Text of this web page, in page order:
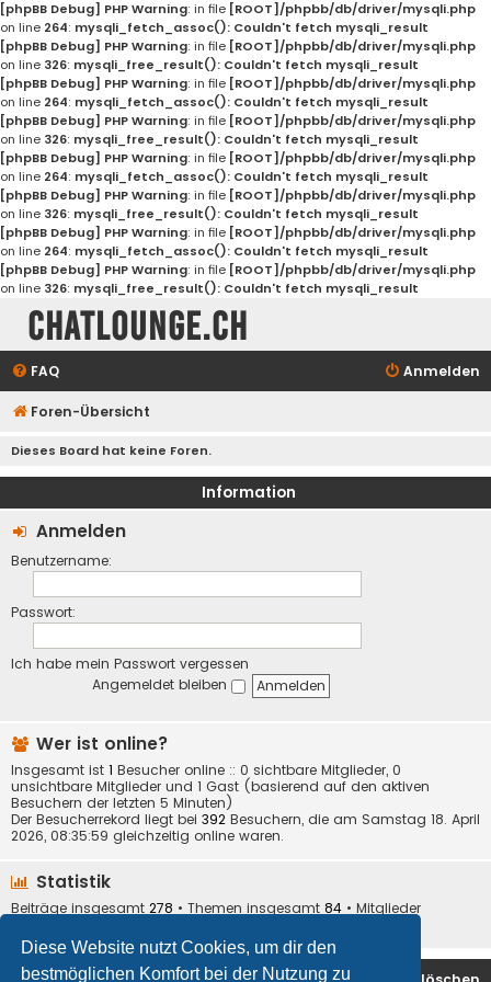
Diese Website nutzt Cookies, um dir den
bestmöglichen Komfort bei der Nutzung zu
[phpBB Debug] PHP Warning: in file [ROOT]/phpbb/db/driver/mysqli.php
on line 264: mysqli_fetch_assoc(): Couldn't fetch mysqli_result
[phpBB Debug] PHP Warning: in file [ROOT]/phpbb/db/driver/mysqli.php
on line 326: mysqli_free_result(): Couldn't fetch mysqli_result
[phpBB Debug] PHP Warning: in file [ROOT]/phpbb/db/driver/mysqli.php
on line 264: mysqli_fetch_assoc(): Couldn't fetch mysqli_result
[phpBB Debug] PHP Warning: in file [ROOT]/phpbb/db/driver/mysqli.php
on line 326: mysqli_free_result(): Couldn't fetch mysqli_result
[phpBB Debug] PHP Warning: in file [ROOT]/phpbb/db/driver/mysqli.php
on line 264: mysqli_fetch_assoc(): Couldn't fetch mysqli_result
[phpBB Debug] PHP Warning: in file [ROOT]/phpbb/db/driver/mysqli.php
on line 326: mysqli_free_result(): Couldn't fetch mysqli_result
[phpBB Debug] PHP Warning: in file [ROOT]/phpbb/db/driver/mysqli.php
on line 264: mysqli_fetch_assoc(): Couldn't fetch mysqli_result
[phpBB Debug] PHP Warning: in file [ROOT]/phpbb/db/driver/mysqli.php
on line 326: mysqli_free_result(): Couldn't fetch mysqli_result
Chatlounge.ch
FAQ Anmelden
Foren-Übersicht
Dieses Board hat keine Foren.
Information
Anmelden
Benutzername:
Passwort:
Ich habe mein Passwort vergessen
Angemeldet bleiben
Wer ist online?
Insgesamt ist 1 Besucher online :: 0 sichtbare Mitglieder, 0
unsichtbare Mitglieder und 1 Gast (basierend auf den aktiven
Besuchern der letzten 5 Minuten)
Der Besucherrekord liegt bei 392 Besuchern, die am Samstag 18. April
2026, 08:35:59 gleichzeitig online waren.
Statistik
Beiträge insgesamt 278 • Themen insgesamt 84 • Mitglieder